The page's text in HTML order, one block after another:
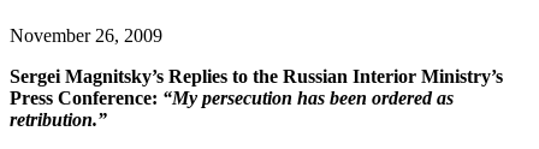
November 26, 2009
Sergei Magnitsky’s Replies to the Russ­ian Inte­ri­or Ministry’s
Press Con­fer­ence: “My per­se­cu­tion has been ordered as
retribution.”